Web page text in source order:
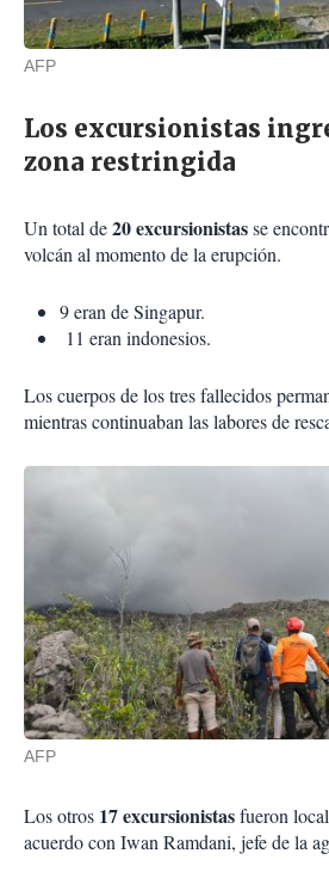
AFP
Los excursionistas
zona restringida
Un total de20 excursionistasse
volcán al momento de la erupción.
9 eran de Singapur.
11 eran indonesios.
Los cuerpos de los tres fallecidos
mientras continuaban las labores de
AFP
Los otros 17 excursionistasfueron
acuerdo con Iwan Ramdani, jefe de la